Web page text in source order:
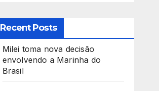
Recent Posts
Milei toma nova decisão
envolvendo a Marinha do
Brasil